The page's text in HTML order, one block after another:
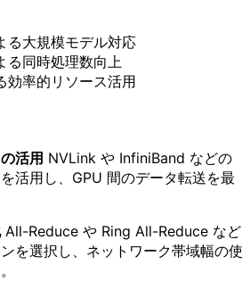
る大規模モデル対応
る同時処理数向上
効率的リソース活用
活用 NVLink や InfiniBand などの
活用し、GPU 間のデータ転送を最
All-Reduce や Ring All-Reduce など
を選択し、ネットワーク帯域幅の使